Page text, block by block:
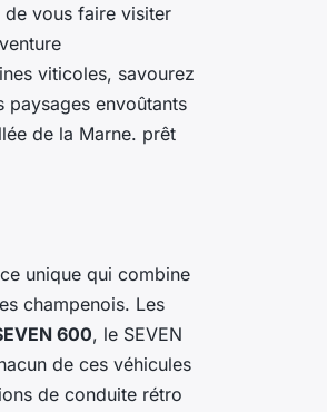
de vous faire visiter
viticoles, savourez
paysages envoûtants
de la Marne. prêt
unique qui combine
champenois. Les
600, le SEVEN
de ces véhicules
de conduite rétro